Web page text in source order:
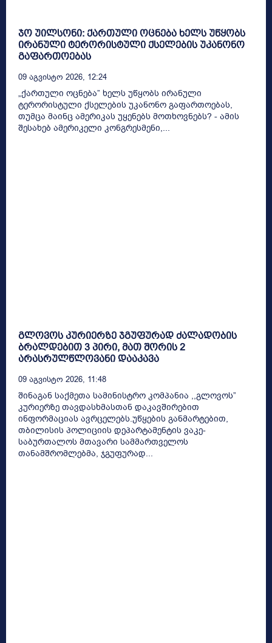
ჯო უილსონი: ქართული ოცნება ხელს უწყობს
ირანული ტერორისტული ქსელების უკანონო
გაფართოებას
09 Აგვისტო 2026, 12:24
„ქართული ოცნება” ხელს უწყობს ირანული
ტერორისტული ქსელების უკანონო გაფართოებას,
თუმცა მაინც ამერიკას უყენებს მოთხოვნებს? - ამის
შესახებ ამერიკელი კონგრესმენი,...
გლოვოს კურიერზე ჯგუფურად ძალადობის
ბრალდებით 3 პირი, მათ შორის 2
არასრულწლოვანი დააკავა
09 Აგვისტო 2026, 11:48
შინაგან საქმეთა სამინისტრო კომპანია ,,გლოვოს”
კურიერზე თავდასხმასთან დაკავშირებით
ინფორმაციას ავრცელებს.უწყების განმარტებით,
თბილისის პოლიციის დეპარტამენტის ვაკე-
საბურთალოს მთავარი სამმართველოს
თანამშრომლებმა, ჯგუფურად...